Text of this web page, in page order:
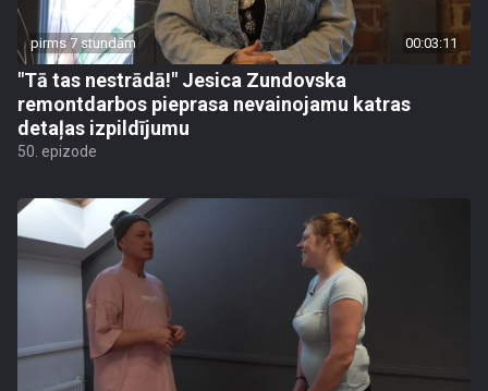
pirms 7 stundām 00:03:11
"Tā tas nestrādā!" Jesica Zundovska
remontdarbos pieprasa nevainojamu katras
detaļas izpildījumu
50. epizode